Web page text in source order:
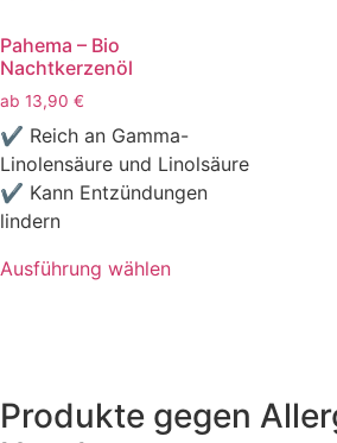
Pahema – Bio
Nachtkerzenöl
ab 13,90 €
✔ Reich an Gamma-
Linolensäure und Linolsäure
✔ Kann Entzündungen
lindern
Ausführung wählen
Produkte gegen